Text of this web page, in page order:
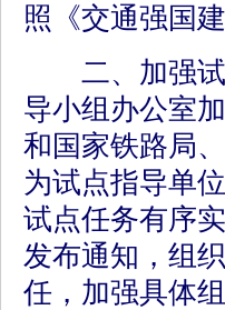
照《交通强国
二、加强试
导小组办公室
和国家铁路局
为试点指导单
试点任务有序
发布通知，组
任，加强具体